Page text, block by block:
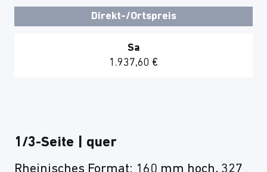
Direkt-/Ortspreis
Sa
1.937,60 €
1/3-Seite | quer